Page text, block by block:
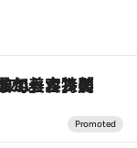
【銀座で出合う最旬美容】美髪ケアや上質な眠り…セルフケアのアップデートから、特別な名入れギフトまで。大人のための「ReFa GINZA」クルーズ